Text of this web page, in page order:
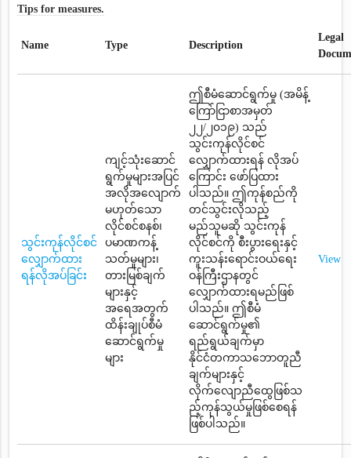
Tips for measures.
Name Type Description
Legal
သွင်းကုန်လိုင်စင်
လျှောက်ထား
ရန်လိုအပ်ခြင်း
ကျင့်သုံးဆောင်
ရွက်မှုများအပြင်
အလိုအလျောက်
မဟုတ်သော
လိုင်စင်စနစ်၊
ပမာဏကန့်
သတ်မှုများ၊
တားမြစ်ချက်
များနှင့်
အရေအတွက်
ထိန်းချုပ်စီမံ
ဆောင်ရွက်မှု
များ
ဤစီမံဆောင်ရွက်မှု (အမိန့်
ကြော်ငြာစာအမှတ်
၂၂/၂၀၁၉) သည်
သွင်းကုန်လိုင်စင်
လျှောက်ထားရန် လိုအပ်
ကြောင်း ဖော်ပြထား
ပါသည်။ ဤကုန်စည်ကို
တင်သွင်းလိုသည့်
မည်သူမဆို သွင်းကုန်
လိုင်စင်ကို စီးပွားရေးနှင့်
ကူးသန်းရောင်းဝယ်ရေး
ဝန်ကြီးဌာနတွင်
လျှောက်ထားရမည်ဖြစ်
ပါသည်။ ဤစီမံ
ဆောင်ရွက်မှု၏
ရည်ရွယ်ချက်မှာ
နိုင်ငံတကာသဘောတူညီ
ချက်များနှင့်
လိုက်လျောညီထွေဖြစ်သ
ည့်ကုန်သွယ်မှုဖြစ်စေရန်
ဖြစ်ပါသည်။
View